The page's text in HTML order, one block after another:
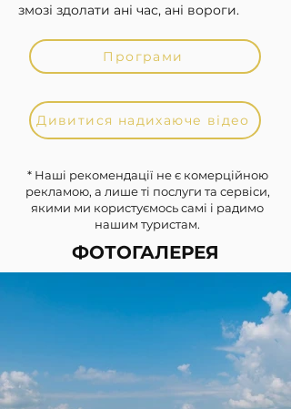
змозі здолати ані час, ані вороги.
Програми
Дивитися надихаюче відео
* Наші рекомендації не є комерційною
рекламою, а лише ті послуги та сервіси,
якими ми користуємось самі і радимо
нашим туристам.
ФОТОГАЛЕРЕЯ